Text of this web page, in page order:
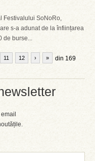
Festivalului SoNoRo,
s-a adunat de la înființarea
de burse...
11 12 din 169
› »